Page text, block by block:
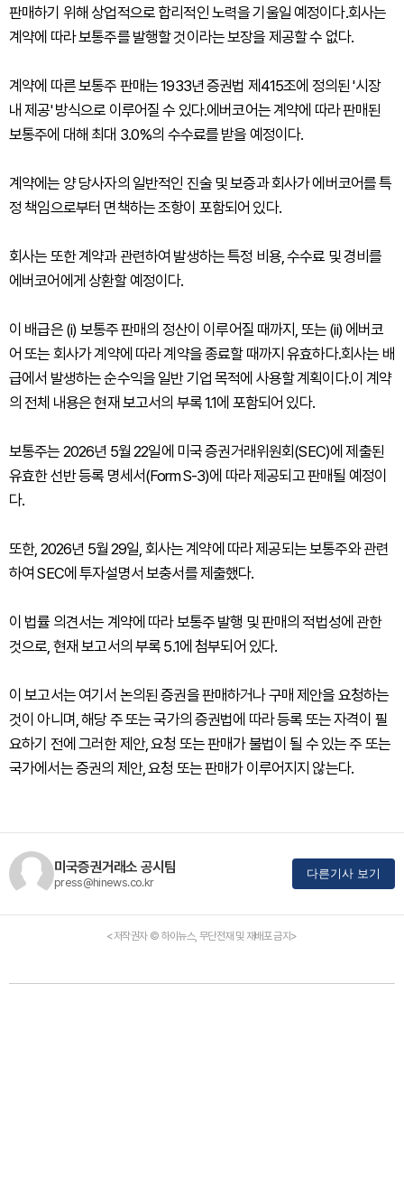
판매하기 위해 상업적으로 합리적인 노력을 기울일 예정이다.회사는
계약에 따라 보통주를 발행할 것이라는 보장을 제공할 수 없다.
계약에 따른 보통주 판매는 1933년 증권법 제415조에 정의된 '시장
내 제공' 방식으로 이루어질 수 있다.에버코어는 계약에 따라 판매된
보통주에 대해 최대 3.0%의 수수료를 받을 예정이다.
계약에는 양 당사자의 일반적인 진술 및 보증과 회사가 에버코어를 특
정 책임으로부터 면책하는 조항이 포함되어 있다.
회사는 또한 계약과 관련하여 발생하는 특정 비용, 수수료 및 경비를
에버코어에게 상환할 예정이다.
이 배급은 (i) 보통주 판매의 정산이 이루어질 때까지, 또는 (ii) 에버코
어 또는 회사가 계약에 따라 계약을 종료할 때까지 유효하다.회사는 배
급에서 발생하는 순수익을 일반 기업 목적에 사용할 계획이다.이 계약
의 전체 내용은 현재 보고서의 부록 1.1에 포함되어 있다.
보통주는 2026년 5월 22일에 미국 증권거래위원회(SEC)에 제출된
유효한 선반 등록 명세서(Form S-3)에 따라 제공되고 판매될 예정이
다.
또한, 2026년 5월 29일, 회사는 계약에 따라 제공되는 보통주와 관련
하여 SEC에 투자설명서 보충서를 제출했다.
이 법률 의견서는 계약에 따라 보통주 발행 및 판매의 적법성에 관한
것으로, 현재 보고서의 부록 5.1에 첨부되어 있다.
이 보고서는 여기서 논의된 증권을 판매하거나 구매 제안을 요청하는
것이 아니며, 해당 주 또는 국가의 증권법에 따라 등록 또는 자격이 필
요하기 전에 그러한 제안, 요청 또는 판매가 불법이 될 수 있는 주 또는
국가에서는 증권의 제안, 요청 또는 판매가 이루어지지 않는다.
미국증권거래소 공시팀
press@hinews.co.kr
다른기사 보기
<저작권자 © 하이뉴스, 무단전재 및 재배포 금지>